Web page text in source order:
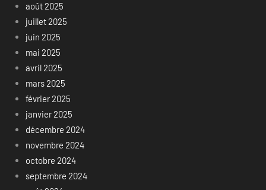
août 2025
juillet 2025
juin 2025
mai 2025
avril 2025
mars 2025
février 2025
janvier 2025
décembre 2024
novembre 2024
octobre 2024
septembre 2024